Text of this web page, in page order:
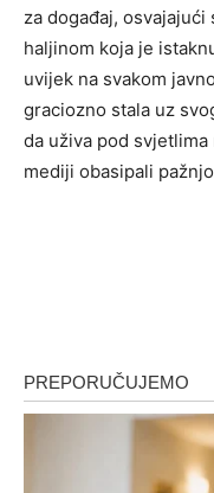
za događaj,
haljinom koja je
uvijek na svakom
graciozno stala uz
da uživa pod
mediji obasipali